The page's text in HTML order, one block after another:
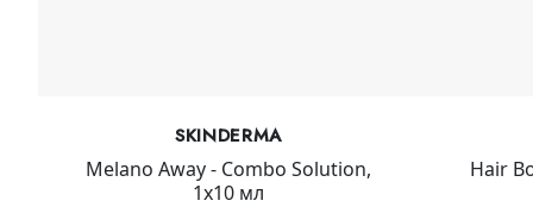
SKINDERMA
Melano Away - Combo Solution,
1х10 мл
Hair